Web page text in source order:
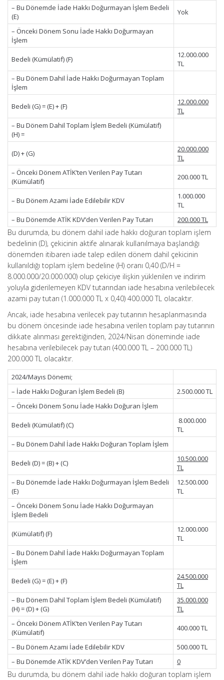
– Bu Dönemde İade Hakkı Doğurmayan İşlem Bedeli
(E)
Yok
– Önceki Dönem Sonu İade Hakkı Doğurmayan
İşlem
Bedeli (Kümülatif) (F)
12.000.000
TL
– Bu Dönem Dahil İade Hakkı Doğurmayan Toplam
İşlem
Bedeli (G) = (E) + (F)
12.000.000
TL
– Bu Dönem Dahil Toplam İşlem Bedeli (Kümülatif)
(H) =
(D) + (G)
20.000.000
TL
– Önceki Dönem ATİK’ten Verilen Pay Tutarı
(Kümülatif)
200.000 TL
– Bu Dönem Azami İade Edilebilir KDV
1.000.000
TL
– Bu Dönemde ATİK KDV’den Verilen Pay Tutarı
200.000 TL
Bu durumda, bu dönem dahil iade hakkı doğuran toplam işlem
bedelinin (D), çekicinin aktife alınarak kullanılmaya başlandığı
dönemden itibaren iade talep edilen dönem dahil çekicinin
kullanıldığı toplam işlem bedeline (H) oranı 0,40 (D/H =
8.000.000/20.000.000) olup çekiciye ilişkin yüklenilen ve indirim
yoluyla giderilemeyen KDV tutarından iade hesabına verilebilecek
azami pay tutarı (1.000.000 TL x 0,40) 400.000 TL olacaktır.
Ancak, iade hesabına verilecek pay tutarının hesaplanmasında
bu dönem öncesinde iade hesabına verilen toplam pay tutarının
dikkate alınması gerektiğinden, 2024/Nisan döneminde iade
hesabına verilebilecek pay tutarı (400.000 TL – 200.000 TL)
200.000 TL olacaktır.
2024/Mayıs Dönemi;
– İade Hakkı Doğuran İşlem Bedeli (B)
2.500.000 TL
– Önceki Dönem Sonu İade Hakkı Doğuran İşlem
Bedeli (Kümülatif) (C)
8.000.000
TL
– Bu Dönem Dahil İade Hakkı Doğuran Toplam İşlem
Bedeli (D) = (B) + (C)
10.500.000
TL
– Bu Dönemde İade Hakkı Doğurmayan İşlem Bedeli
(E)
12.500.000
TL
– Önceki Dönem Sonu İade Hakkı Doğurmayan
İşlem Bedeli
(Kümülatif) (F)
12.000.000
TL
– Bu Dönem Dahil İade Hakkı Doğurmayan Toplam
İşlem
Bedeli (G) = (E) + (F)
24.500.000
TL
– Bu Dönem Dahil Toplam İşlem Bedeli (Kümülatif)
(H) = (D) + (G)
35.000.000
TL
– Önceki Dönem ATİK’ten Verilen Pay Tutarı
(Kümülatif)
400.000 TL
– Bu Dönem Azami İade Edilebilir KDV
500.000 TL
– Bu Dönemde ATİK KDV’den Verilen Pay Tutarı
0
Bu durumda, bu dönem dahil iade hakkı doğuran toplam işlem